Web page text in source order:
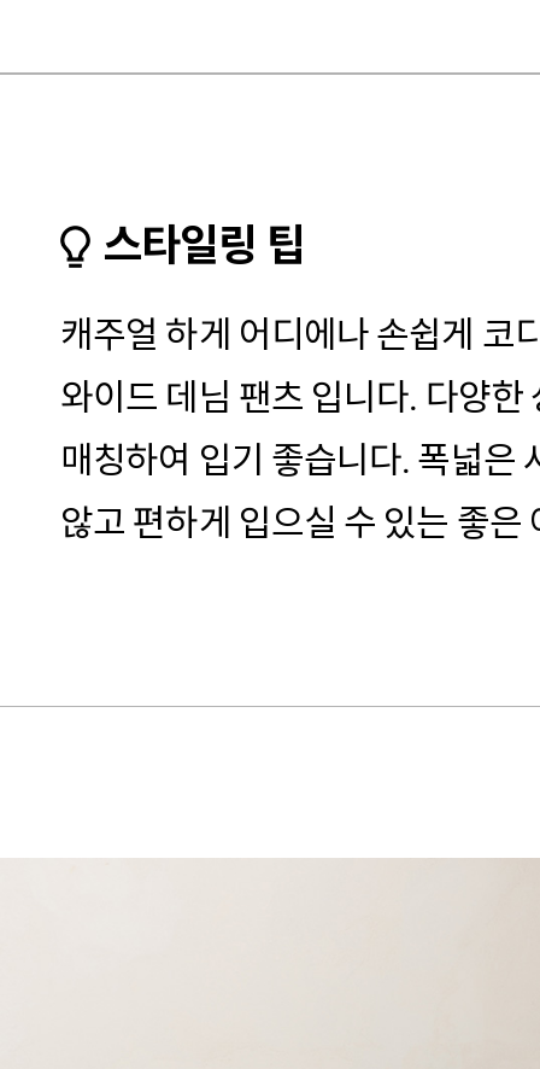
스타일링 팁
캐주얼 하게 어디에나 손쉽게 코
와이드 데님 팬츠 입니다. 다양한
매칭하여 입기 좋습니다. 폭넓은
않고 편하게 입으실 수 있는 좋은